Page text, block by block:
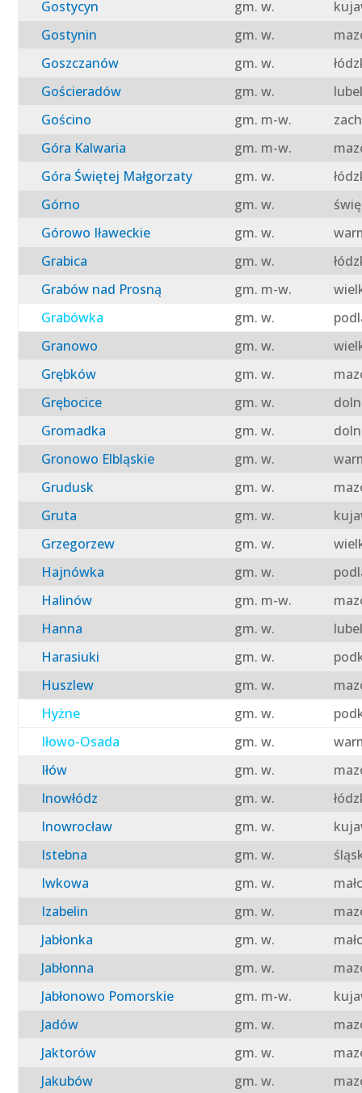
Gostycyn
gm. w.
Gostynin
gm. w.
Goszczanów
gm. w.
Gościeradów
gm. w.
Gościno
gm. m-w.
Góra Kalwaria
gm. m-w.
Góra Świętej Małgorzaty
gm. w.
Górno
gm. w.
Górowo Iławeckie
gm. w.
Grabica
gm. w.
Grabów nad Prosną
gm. m-w.
Grabówka
gm. w.
Granowo
gm. w.
Grębków
gm. w.
Grębocice
gm. w.
Gromadka
gm. w.
Gronowo Elbląskie
gm. w.
Grudusk
gm. w.
Gruta
gm. w.
Grzegorzew
gm. w.
Hajnówka
gm. w.
Halinów
gm. m-w.
Hanna
gm. w.
Harasiuki
gm. w.
Huszlew
gm. w.
Hyżne
gm. w.
Iłowo-Osada
gm. w.
Iłów
gm. w.
Inowłódz
gm. w.
Inowrocław
gm. w.
Istebna
gm. w.
Iwkowa
gm. w.
Izabelin
gm. w.
Jabłonka
gm. w.
Jabłonna
gm. w.
Jabłonowo Pomorskie
gm. m-w.
Jadów
gm. w.
Jaktorów
gm. w.
Jakubów
gm. w.